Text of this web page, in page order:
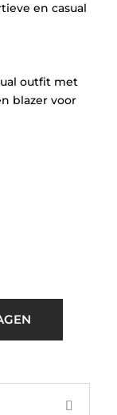
en casual
outfit met
blazer voor